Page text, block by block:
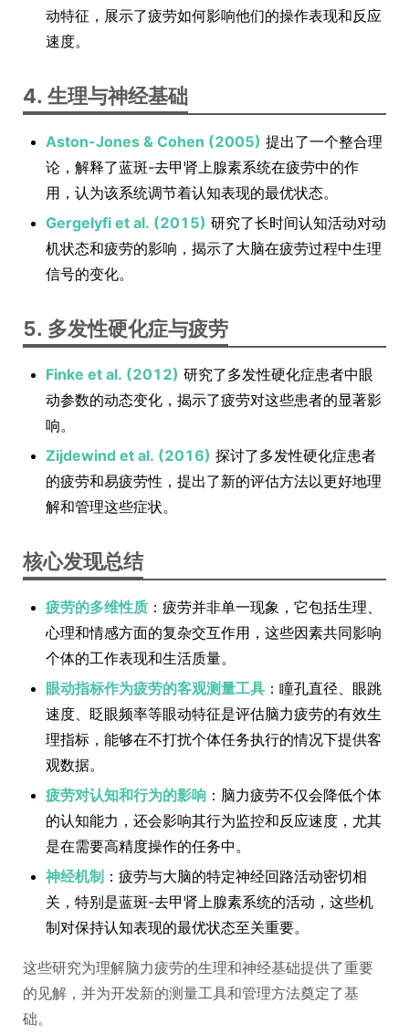
动特征，展示了疲劳如何影响他们的操作表现和反应
速度。
4. 生理与神经基础
Aston-Jones & Cohen (2005) 提出了一个整合理
论，解释了蓝斑-去甲肾上腺素系统在疲劳中的作
用，认为该系统调节着认知表现的最优状态。
Gergelyfi et al. (2015) 研究了长时间认知活动对动
机状态和疲劳的影响，揭示了大脑在疲劳过程中生理
信号的变化。
5. 多发性硬化症与疲劳
Finke et al. (2012) 研究了多发性硬化症患者中眼
动参数的动态变化，揭示了疲劳对这些患者的显著影
响。
Zijdewind et al. (2016) 探讨了多发性硬化症患者
的疲劳和易疲劳性，提出了新的评估方法以更好地理
解和管理这些症状。
核心发现总结
疲劳的多维性质 ：疲劳并非单一现象，它包括生理、
心理和情感方面的复杂交互作用，这些因素共同影响
个体的工作表现和生活质量。
眼动指标作为疲劳的客观测量工具 ：瞳孔直径、眼跳
速度、眨眼频率等眼动特征是评估脑力疲劳的有效生
理指标，能够在不打扰个体任务执行的情况下提供客
观数据。
疲劳对认知和行为的影响 ：脑力疲劳不仅会降低个体
的认知能力，还会影响其行为监控和反应速度，尤其
是在需要高精度操作的任务中。
神经机制 ：疲劳与大脑的特定神经回路活动密切相
关，特别是蓝斑-去甲肾上腺素系统的活动，这些机
制对保持认知表现的最优状态至关重要。
这些研究为理解脑力疲劳的生理和神经基础提供了重要
的见解，并为开发新的测量工具和管理方法奠定了基
础。